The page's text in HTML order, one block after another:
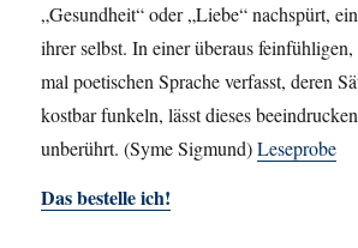
„Gesundheit“ oder „Liebe“ nachspürt,
ihrer selbst. In einer überaus
mal poetischen Sprache verfasst, deren
kostbar funkeln, lässt dieses
unberührt. (Syme Sigmund)Leseprobe
Das bestelle ich!